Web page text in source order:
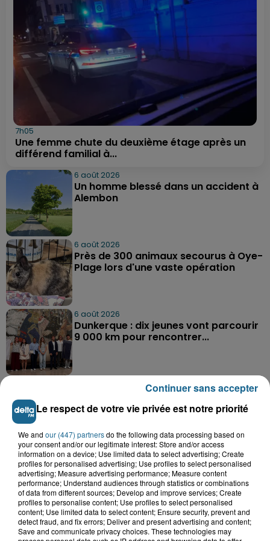
7h05
Une femme chute du deuxième étage après un
différend familial à...
6 août 2026
Un homme blessé dans un accident à
Alembon
6 août 2026
Près de 300 animaux secourus à Oye-
Plage lors d'une vaste opération
6 août 2026
Dunkerque : dix jeunes vont parcourir
9 000 km pour rencontrer...
A GAGNER
Le respect de votre vie privée est notre priorité
We and our (447) partnersdo the following data processing based on
your consent and/or our legitimate interest: Store and/or access
information on a device; Use limited data to select advertising; Create
profiles for personalised advertising; Use profiles to select personalised
advertising; Measure advertising performance; Measure content
performance; Understand audiences through statistics or combinations
of data from different sources; Develop and improve services; Create
profiles to personalise content; Use profiles to select personalised
content; Use limited data to select content; Ensure security, prevent and
detect fraud, and fix errors; Deliver and present advertising and content;
Save and communicate privacy choices. These technologies may
Continuer sans accepter